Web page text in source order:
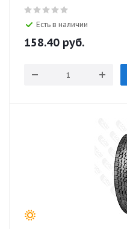
Есть в наличии
158.40 руб.